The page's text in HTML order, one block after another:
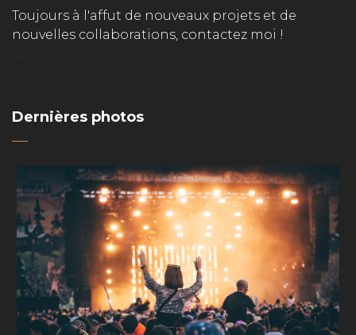
Toujours à l'affut de nouveaux projets et de
nouvelles collaborations, contactez moi !
Dernières photos